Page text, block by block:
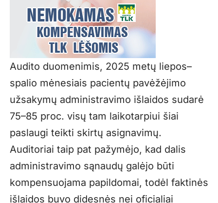
Audito duomenimis, 2025 metų liepos–
spalio mėnesiais pacientų pavėžėjimo
užsakymų administravimo išlaidos sudarė
75–85 proc. visų tam laikotarpiui šiai
paslaugi teikti skirtų asignavimų.
Auditoriai taip pat pažymėjo, kad dalis
administravimo sąnaudų galėjo būti
kompensuojama papildomai, todėl faktinės
išlaidos buvo didesnės nei oficialiai